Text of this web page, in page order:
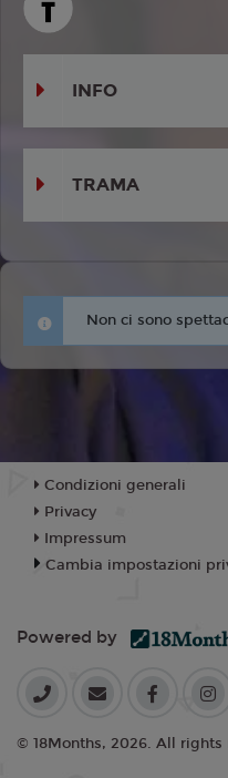
INFO
TRAMA
Non ci sono
Condizioni generali
Privacy
Impressum
Cambia impostazioni
Powered by
© 18Months, 2026. All rights